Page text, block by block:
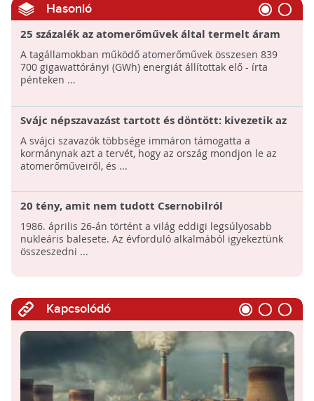
Hasonló
25 százalék az atomerőművek által termelt áram
részaránya az EU-ban
A tagállamokban működő atomerőművek összesen 839
700 gigawattórányi (GWh) energiát állítottak elő - írta
pénteken ...
Svájc népszavazást tartott és döntött: kivezetik az
atomenergiát
A svájci szavazók többsége immáron támogatta a
kormánynak azt a tervét, hogy az ország mondjon le az
atomerőműveiről, és ...
20 tény, amit nem tudott Csernobilról
1986. április 26-án történt a világ eddigi legsúlyosabb
nukleáris balesete. Az évforduló alkalmából igyekeztünk
összeszedni ...
Kapcsolódó